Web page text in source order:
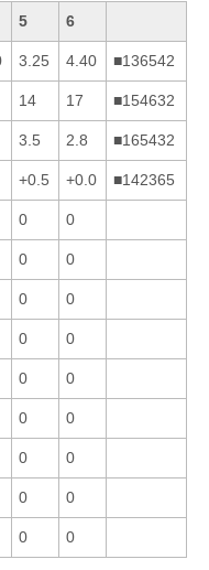
5 6
3.25 4.40 ■136542
14 17 ■154632
3.5 2.8 ■165432
+0.5 +0.0 ■142365
0 0
0 0
0 0
0 0
0 0
0 0
0 0
0 0
0 0